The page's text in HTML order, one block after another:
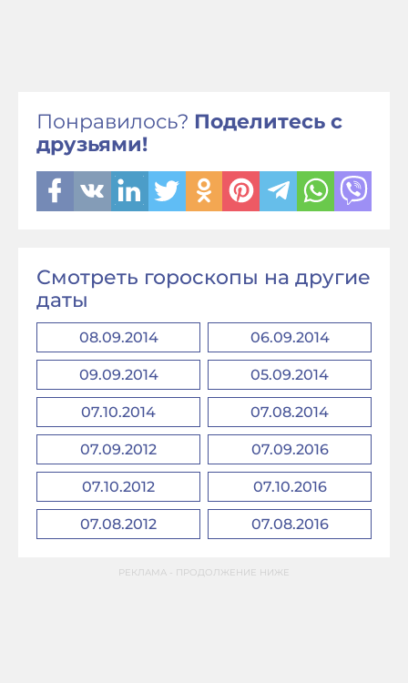
Понравилось? Поделитесь с
друзьями!
Смотреть гороскопы на другие
даты
08.09.2014 06.09.2014
09.09.2014 05.09.2014
07.10.2014 07.08.2014
07.09.2012 07.09.2016
07.10.2012 07.10.2016
07.08.2012 07.08.2016
РЕКЛАМА - ПРОДОЛЖЕНИЕ НИЖЕ